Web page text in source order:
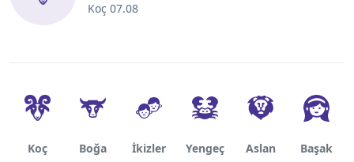
Koç 07.08
Koç Boğa İkizler Yengeç Aslan Başak